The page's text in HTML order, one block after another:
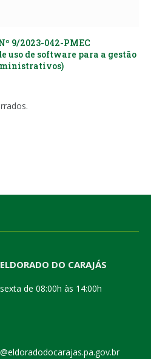
9/2023-042-PMEC
uso de software para a gestão
DO CARAJÁS
de 08:00h às 14:00h